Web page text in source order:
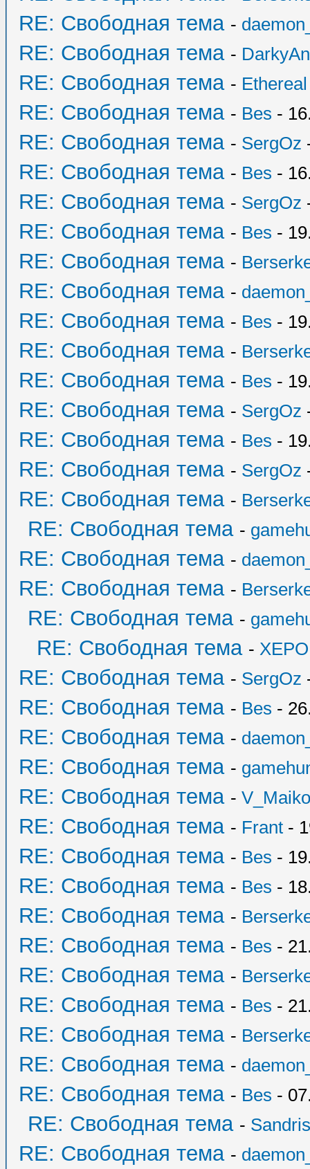
RE: Свободная тема -
RE: Свободная тема -
RE: Свободная тема - Ethereal
RE: Свободная тема - Bes -
RE: Свободная тема - SergOz
RE: Свободная тема - Bes -
RE: Свободная тема - SergOz
RE: Свободная тема - Bes -
RE: Свободная тема -
RE: Свободная тема -
RE: Свободная тема - Bes -
RE: Свободная тема -
RE: Свободная тема - Bes -
RE: Свободная тема - SergOz
RE: Свободная тема - Bes -
RE: Свободная тема - SergOz
RE: Свободная тема -
RE: Свободная тема -
RE: Свободная тема -
RE: Свободная тема -
RE: Свободная тема -
RE: Свободная тема -
RE: Свободная тема - SergOz
RE: Свободная тема - Bes -
RE: Свободная тема -
RE: Свободная тема -
RE: Свободная тема - V_Maiko
RE: Свободная тема - Frant -
RE: Свободная тема - Bes -
RE: Свободная тема - Bes -
RE: Свободная тема -
RE: Свободная тема - Bes -
RE: Свободная тема -
RE: Свободная тема - Bes -
RE: Свободная тема -
RE: Свободная тема -
RE: Свободная тема - Bes -
RE: Свободная тема - Sandris
RE: Свободная тема -